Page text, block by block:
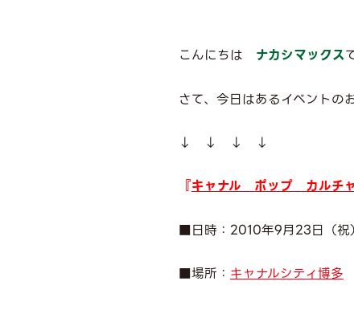
こんにちは ナカシマックス
さて、今日はあるイベントの
↓ ↓ ↓ ↓
『キャナル ポップ カルチ
■日時：2010年9月23日（祝
■場所： キャナルシティ博多